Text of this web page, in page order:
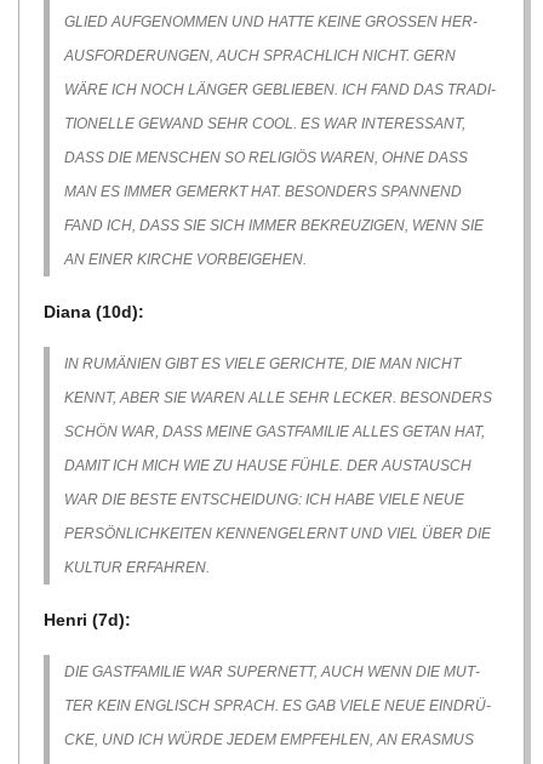
GLIED AUF­GE­NOM­MEN UND HATTE KEINE GRO­SSEN HER­A
US­FOR­DE­RUN­GEN, AUCH SPRACH­LICH NICHT. GERN W
ÄRE ICH NOCH LÄN­GER GEBLIE­BEN. ICH FAND DAS TRA­DI­T
IO­NELLE GEWAND SEHR COOL. ES WAR INTER­ES­SANT, D
ASS DIE MEN­SCHEN SO RELI­GIÖS WAREN, OHNE DASS M
AN ES IMMER GEMERKT HAT. BESON­DERS SPAN­NEND F
AND ICH, DASS SIE SICH IMMER BEKREU­ZI­GEN, WENN SIE A
N EINER KIR­CHE VORBEIGEHEN.
Diana (10d):
IN RUMÄ­NIEN GIBT ES VIELE GERICHTE, DIE MAN NICHT
KENNT, ABER SIE WAREN ALLE SEHR LECKER. BESON­DERS
SCHÖN WAR, DASS MEINE GAST­FA­MI­LIE ALLES GETAN HAT,
DAMIT ICH MICH WIE ZU HAUSE FÜHLE. DER AUS­TAUSCH
WAR DIE BESTE ENT­SCHEI­DUNG: ICH HABE VIELE NEUE
PER­SÖN­LICH­KEI­TEN KEN­NEN­GE­LERNT UND VIEL ÜBER DIE
KUL­TUR ERFAHREN.
Henri (7d):
DIE GAST­FA­MI­LIE WAR SUPER­NETT, AUCH WENN DIE MUT­
TER KEIN ENG­LISCH SPRACH. ES GAB VIELE NEUE EIN­DRÜ­
CKE, UND ICH WÜRDE JEDEM EMP­FEH­LEN, AN ERAS­MUS